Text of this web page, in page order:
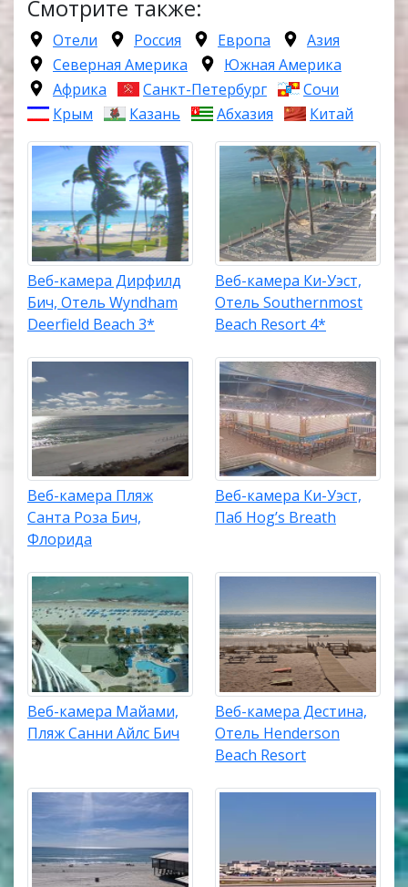
Смотрите также:
Отели Россия Европа
Азия
Северная Америка
Южная Америка
Африка
Санкт-Петербург
Сочи
Крым
Казань Абхазия Китай
Веб-камера Дирфилд
Бич, Отель Wyndham
Deerfield Beach 3*
Веб-камера Ки-Уэст,
Отель Southernmost
Beach Resort 4*
Веб-камера Пляж
Санта Роза Бич,
Флорида
Веб-камера Ки-Уэст,
Паб Hog’s Breath
Веб-камера Майами,
Пляж Санни Айлс Бич
Веб-камера Дестина,
Отель Henderson
Beach Resort